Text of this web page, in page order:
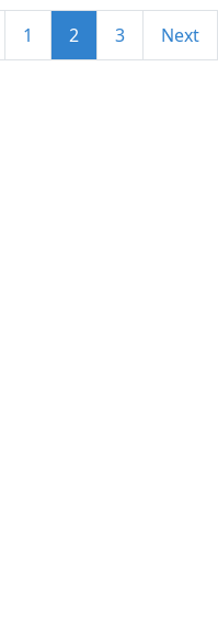
1 2 3 Next